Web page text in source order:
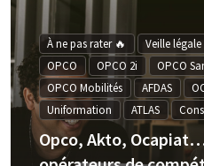
À ne pas rater 🔥 Veille
OPCO
OPCO 2i OPCO
OPCO Mobilités
AFDAS
Uniformation
ATLAS
Opco, Akto,